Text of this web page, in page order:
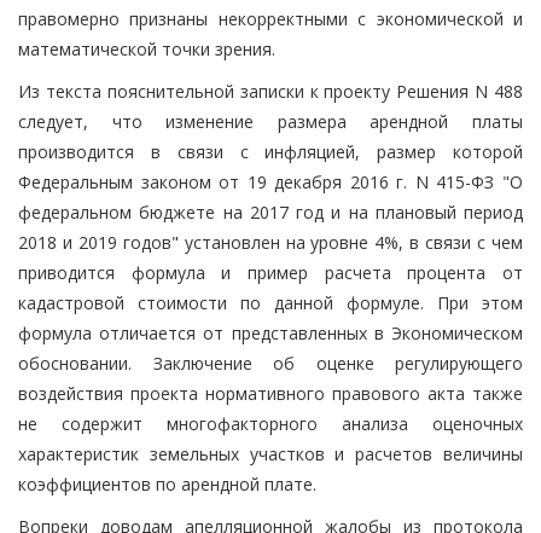
правомерно признаны некорректными с экономической и
математической точки зрения.
Из текста пояснительной записки к проекту Решения N 488
следует, что изменение размера арендной платы
производится в связи с инфляцией, размер которой
Федеральным законом от 19 декабря 2016 г. N 415-ФЗ "О
федеральном бюджете на 2017 год и на плановый период
2018 и 2019 годов" установлен на уровне 4%, в связи с чем
приводится формула и пример расчета процента от
кадастровой стоимости по данной формуле. При этом
формула отличается от представленных в Экономическом
обосновании. Заключение об оценке регулирующего
воздействия проекта нормативного правового акта также
не содержит многофакторного анализа оценочных
характеристик земельных участков и расчетов величины
коэффициентов по арендной плате.
Вопреки доводам апелляционной жалобы из протокола